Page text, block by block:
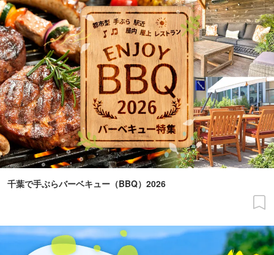
千葉で手ぶらバーベキュー（BBQ）2026